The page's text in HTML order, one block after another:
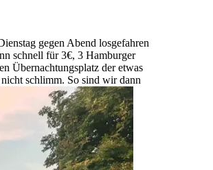
gegen Abend losgefahren
schnell für 3€, 3 Hamburger
Übernachtungsplatz der etwas
schlimm. So sind wir dann